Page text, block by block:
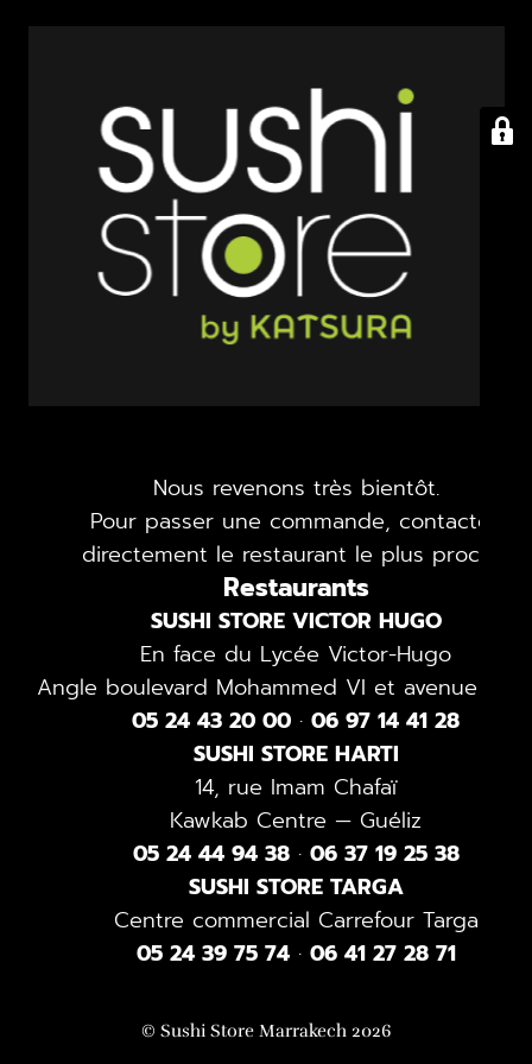
Nous revenons très bientôt.
Pour passer une commande, contactez
directement le restaurant le plus proche.
Restaurants
SUSHI STORE VICTOR HUGO
En face du Lycée Victor-Hugo
Angle boulevard Mohammed VI et avenue 4-
05 24 43 20 00 · 06 97 14 41 28
SUSHI STORE HARTI
14, rue Imam Chafaï
Kawkab Centre — Guéliz
05 24 44 94 38· 06 37 19 25 38
SUSHI STORE TARGA
Centre commercial Carrefour Targa
05 24 39 75 74· 06 41 27 28 71
© Sushi Store Marrakech 2026